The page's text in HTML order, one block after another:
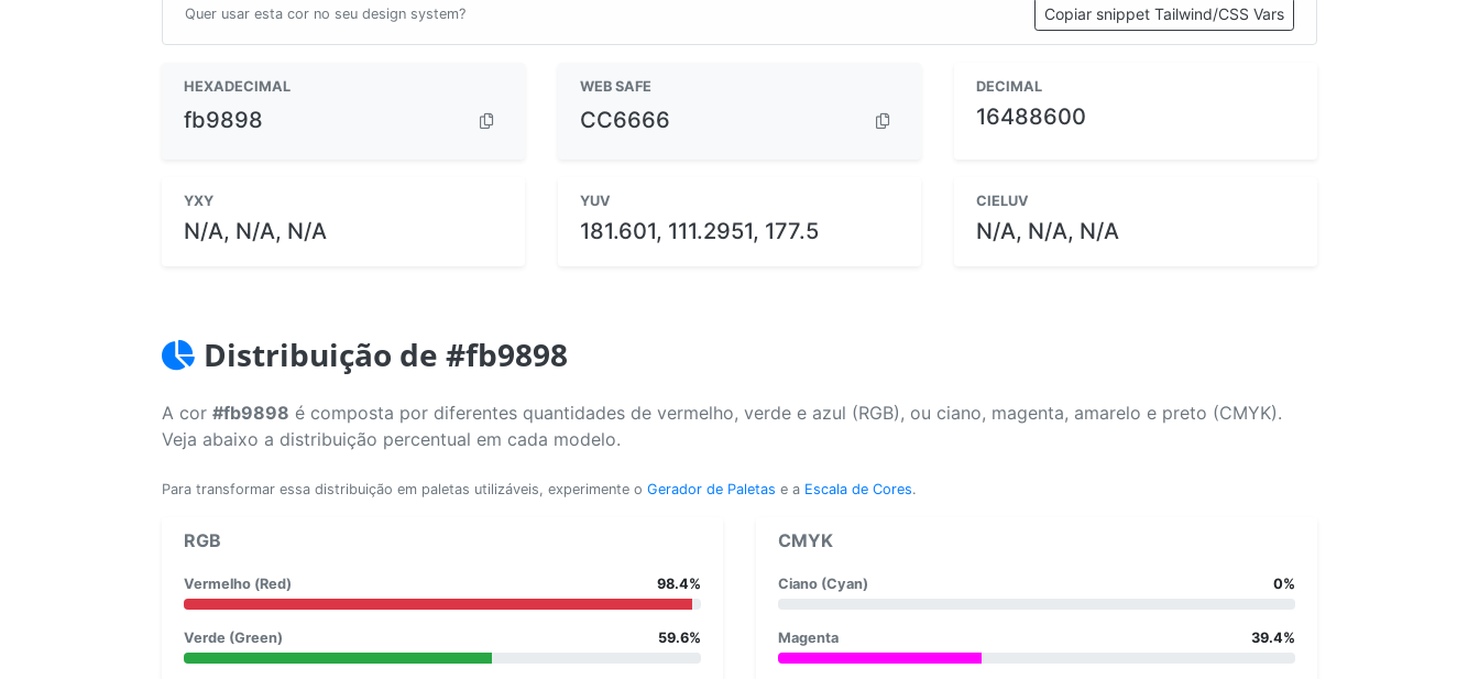
Quer usar esta cor no seu design system? Copiar snippet Tailwind/CSS Vars
HEXADECIMAL
fb9898
WEB SAFE
CC6666
DECIMAL
16488600
YXY
N/A, N/A, N/A
YUV
181.601, 111.2951, 177.5
CIELUV
N/A, N/A, N/A
Distribuição de #fb9898
A cor #fb9898 é composta por diferentes quantidades de vermelho, verde e azul (RGB), ou ciano, magenta, amarelo e preto (CMYK).
Veja abaixo a distribuição percentual em cada modelo.
Para transformar essa distribuição em paletas utilizáveis, experimente o Gerador de Paletas e a Escala de Cores.
RGB
Vermelho (Red) 98.4%
Verde (Green) 59.6%
CMYK
Ciano (Cyan) 0%
Magenta 39.4%